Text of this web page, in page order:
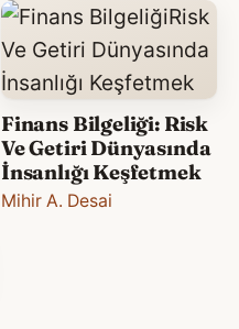
Finans Bilgeliği: Risk
Ve Getiri Dünyasında
İnsanlığı Keşfetmek
Mihir A. Desai